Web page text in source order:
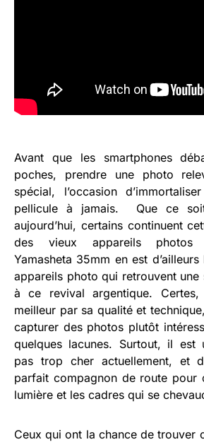
Avant que les smartphones
poches, prendre une photo
spécial, l’occasion
pellicule à jamais. Que ce
aujourd’hui, certains continuent
des vieux appareils photos
Yamasheta 35mm en est d’ailleurs
appareils photo qui retrouvent
à ce revival argentique.
meilleur par sa qualité et
capturer des photos plutôt
quelques lacunes. Surtout, il est
pas trop cher actuellement, et
parfait compagnon de route pour
lumière et les cadres qui se
Ceux qui ont la chance de trouver